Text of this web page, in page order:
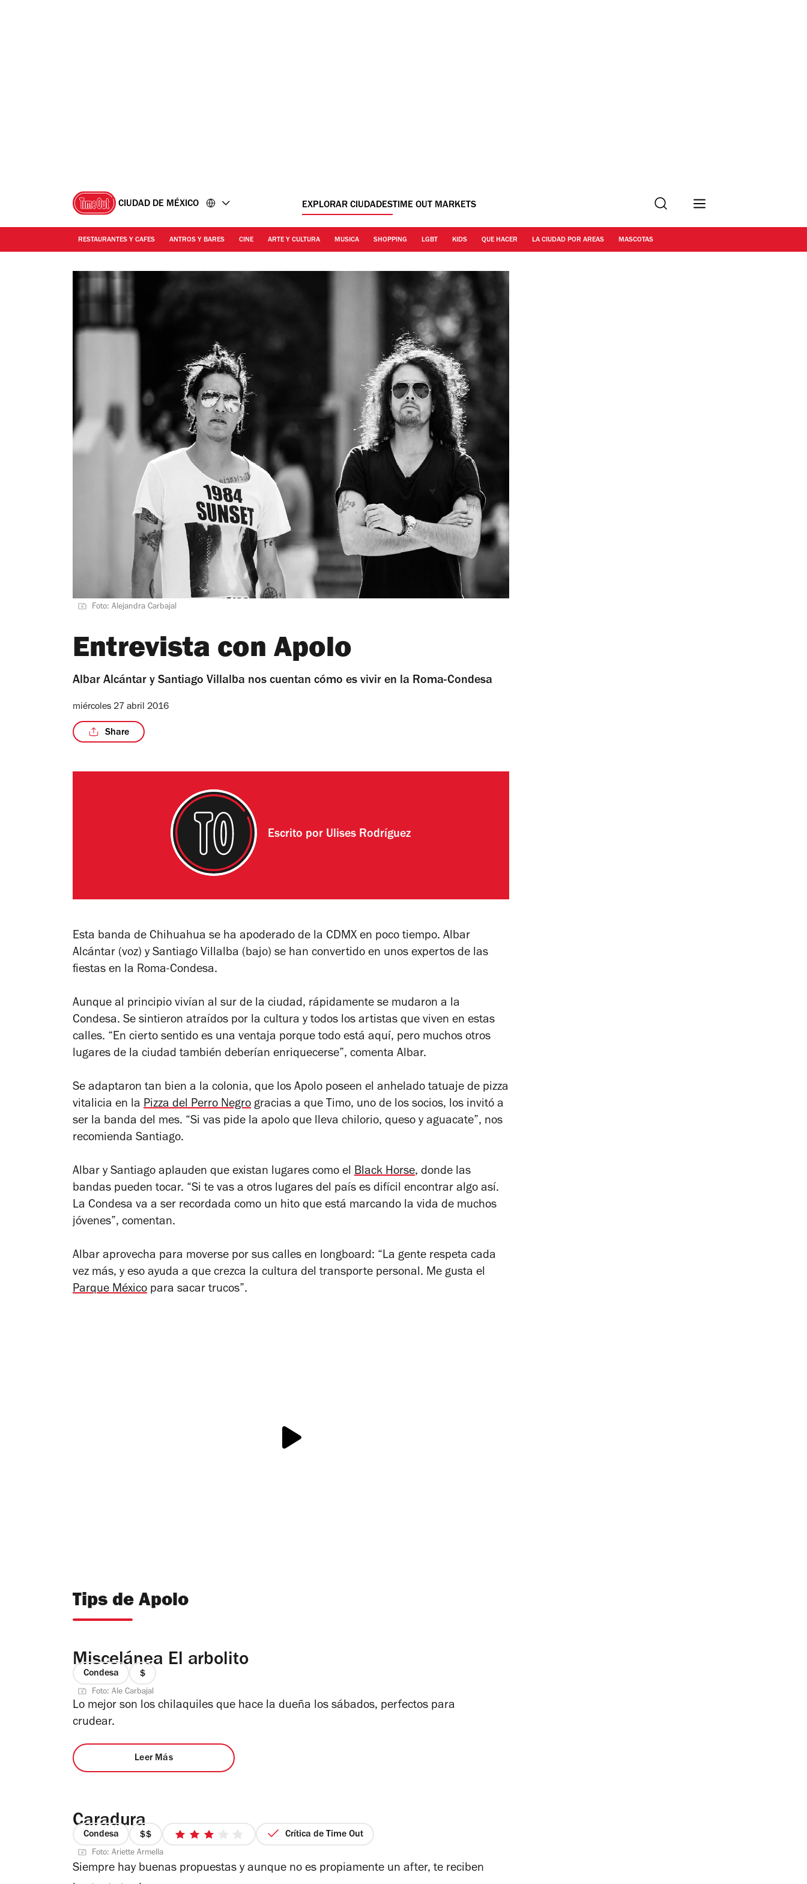
CIUDAD DE MÉXICO EXPLORAR CIUDADESTIME OUT MARKETS Buscar
RESTAURANTES Y CAFES ANTROS Y BARES CINE ARTE Y CULTURA MUSICA SHOPPING LGBT KIDS QUE HACER LA CIUDAD POR AREAS MASCOTAS
Foto: Alejandra Carbajal
Entrevista con Apolo
Albar Alcántar y Santiago Villalba nos cuentan cómo es vivir en la Roma-Condesa
miércoles 27 abril 2016
Share
Escrito por Ulises Rodríguez
Esta banda de Chihuahua se ha apoderado de la CDMX en poco tiempo. Albar
Alcántar (voz) y Santiago Villalba (bajo) se han convertido en unos expertos de las
fiestas en la Roma-Condesa.
Aunque al principio vivían al sur de la ciudad, rápidamente se mudaron a la
Condesa. Se sintieron atraídos por la cultura y todos los artistas que viven en estas
calles. “En cierto sentido es una ventaja porque todo está aquí, pero muchos otros
lugares de la ciudad también deberían enriquecerse”, comenta Albar.
Se adaptaron tan bien a la colonia, que los Apolo poseen el anhelado tatuaje de pizza
vitalicia en la Pizza del Perro Negro gracias a que Timo, uno de los socios, los invitó a
ser la banda del mes. “Si vas pide la apolo que lleva chilorio, queso y aguacate”, nos
recomienda Santiago.
Albar y Santiago aplauden que existan lugares como el Black Horse, donde las
bandas pueden tocar. “Si te vas a otros lugares del país es difícil encontrar algo así.
La Condesa va a ser recordada como un hito que está marcando la vida de muchos
jóvenes”, comentan.
Albar aprovecha para moverse por sus calles en longboard: “La gente respeta cada
vez más, y eso ayuda a que crezca la cultura del transporte personal. Me gusta el
Parque México para sacar trucos”.
Tips de Apolo
Miscelánea El arbolito
Condesa
precio
1
de
Foto: Ale Carbajal
Lo mejor son los chilaquiles que hace la dueña los sábados, perfectos para
crudear.
Leer Más
Caradura
Condesa
precio
2
de
3
5
Crítica de Time Out
Foto: Ariette Armella
Siempre hay buenas propuestas y aunque no es propiamente un after, te reciben